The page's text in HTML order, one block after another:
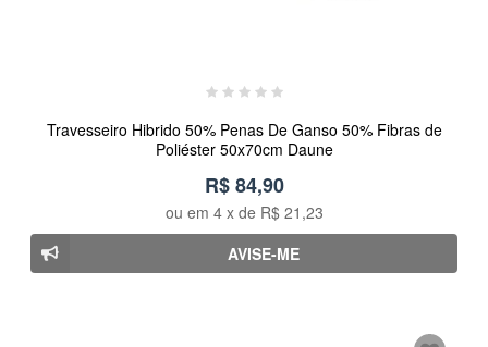
Travesseiro Hibrido 50% Penas De Ganso 50% Fibras de
Poliéster 50x70cm Daune
R$ 84,90
ou em 4x de R$ 21,23
AVISE-ME